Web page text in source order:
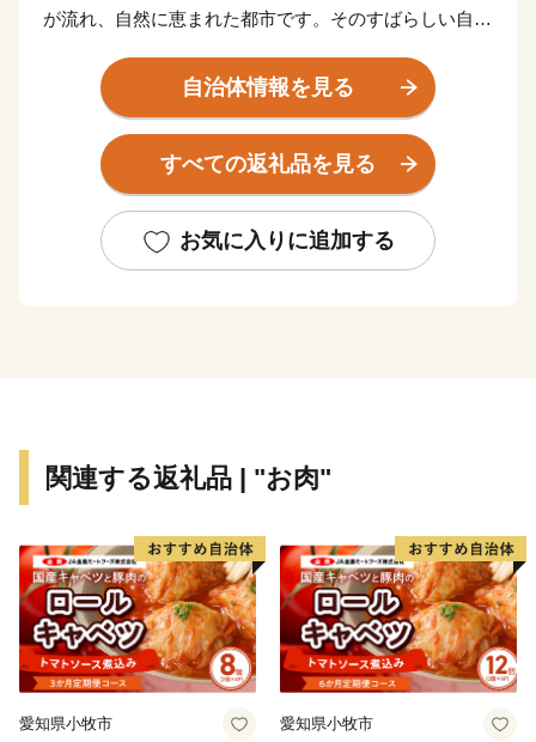
が流れ、自然に恵まれた都市です。そのすばらしい自然
全国的に有名な“松阪牛（まつさかうし）”をはじめと
する誇り高き特産品や江戸時代の面影をそのまま残す御
城番屋敷、国内最大の船形埴輪など歴史ロマンにあふ
れ、多くの歴史街道が交差しています。
できる」「働く場がある」など、さまざまな観点から良
いまちだと感じることのできる取り組みを進めていま
自治体情報を見る
すべての返礼品を見る
お気に入りに追加する
関連する返礼品 | "お肉"
愛知県小牧市 愛知県小牧市